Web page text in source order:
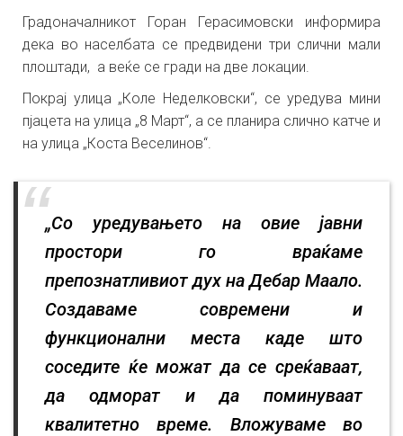
Градоначалникот Горан Герасимовски информира
дека во населбата се предвидени три слични мали
плоштади, а веќе се гради на две локации.
Покрај улица „Коле Неделковски“, се уредува мини
пјацета на улица „8 Март“, а се планира слично катче и
на улица „Коста Веселинов“.
„Со уредувањето на овие јавни
простори го враќаме
препознатливиот дух на Дебар Маало.
Создаваме современи и
функционални места каде што
соседите ќе можат да се среќаваат,
да одморат и да поминуваат
квалитетно време. Вложуваме во